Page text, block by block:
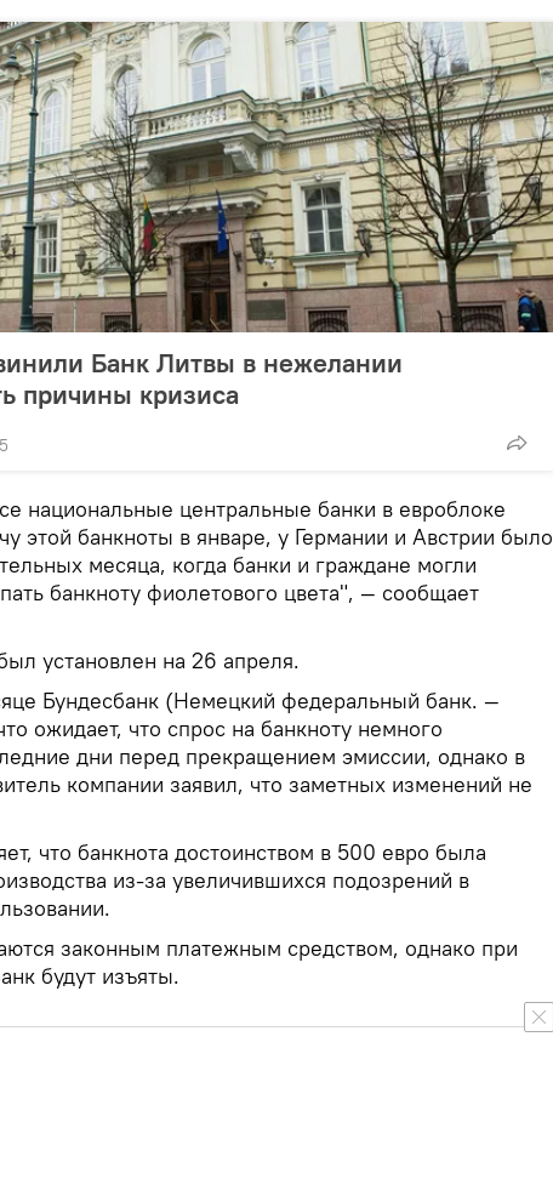
Банк Литвы в нежелании
причины кризиса
национальные центральные банки в евроблоке
этой банкноты в январе, у Германии и Австрии было
месяца, когда банки и граждане могли
банкноту фиолетового цвета", — сообщает
установлен на 26 апреля.
Бундесбанк (Немецкий федеральный банк. —
ожидает, что спрос на банкноту немного
дни перед прекращением эмиссии, однако в
компании заявил, что заметных изменений не
что банкнота достоинством в 500 евро была
из-за увеличившихся подозрений в
законным платежным средством, однако при
будут изъяты.